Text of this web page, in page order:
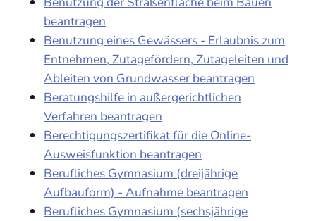
beantragen
Benutzung eines Gewässers - Erlaubnis zum
Entnehmen, Zutagefördern, Zutageleiten und
Ableiten von Grundwasser beantragen
Beratungshilfe in außergerichtlichen
Verfahren beantragen
Berechtigungszertifikat für die Online-
Ausweisfunktion beantragen
Berufliches Gymnasium (dreijährige
Aufbauform) - Aufnahme beantragen
Berufliches Gymnasium (sechsjährige